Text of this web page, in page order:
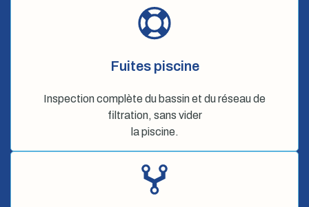
Fuites piscine
Inspection complète du bassin et du réseau de
filtration, sans vider
la piscine.